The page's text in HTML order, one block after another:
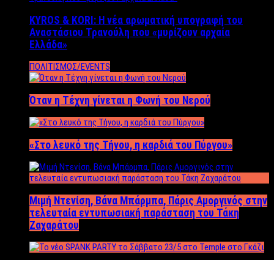
KYROS & KORI: Η νέα αρωματική υπογραφή του
Αναστάσιου Τρανούλη που «μυρίζουν αρχαία
Ελλάδα»
ΠΟΛΙΤΙΣΜΟΣ/EVENTS
Όταν η Τέχνη γίνεται η Φωνή του Νερού
«Στο λευκό της Τήνου, η καρδιά του Πύργου»
Μιμή Ντενίση, Βάνα Μπάρμπα, Πάρις Αμοργινός στην
τελευταία εντυπωσιακή παράσταση του Τάκη
Ζαχαράτου